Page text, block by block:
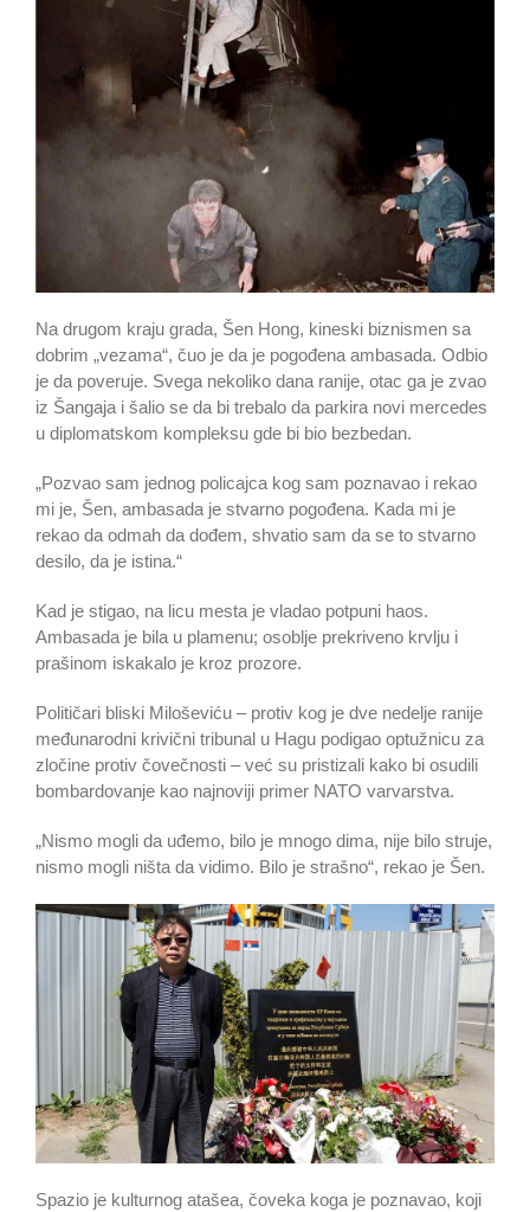
Na drugom kraju grada, Šen Hong, kineski biznismen sa
dobrim „vezama“, čuo je da je pogođena ambasada. Odbio
je da poveruje. Svega nekoliko dana ranije, otac ga je zvao
iz Šangaja i šalio se da bi trebalo da parkira novi mercedes
u diplomatskom kompleksu gde bi bio bezbedan.
„Pozvao sam jednog policajca kog sam poznavao i rekao
mi je, Šen, ambasada je stvarno pogođena. Kada mi je
rekao da odmah da dođem, shvatio sam da se to stvarno
desilo, da je istina.“
Kad je stigao, na licu mesta je vladao potpuni haos.
Ambasada je bila u plamenu; osoblje prekriveno krvlju i
prašinom iskakalo je kroz prozore.
Političari bliski Miloševiću – protiv kog je dve nedelje ranije
međunarodni krivični tribunal u Hagu podigao optužnicu za
zločine protiv čovečnosti – već su pristizali kako bi osudili
bombardovanje kao najnoviji primer NATO varvarstva.
„Nismo mogli da uđemo, bilo je mnogo dima, nije bilo struje,
nismo mogli ništa da vidimo. Bilo je strašno“, rekao je Šen.
Spazio je kulturnog atašea, čoveka koga je poznavao, koji